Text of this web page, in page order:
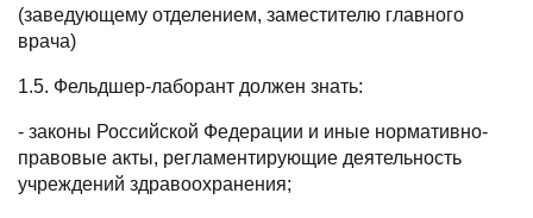
(заведующему отделением, заместителю главного
врача)
1.5. Фельдшер-лаборант должен знать:
- законы Российской Федерации и иные нормативно-
правовые акты, регламентирующие деятельность
учреждений здравоохранения;